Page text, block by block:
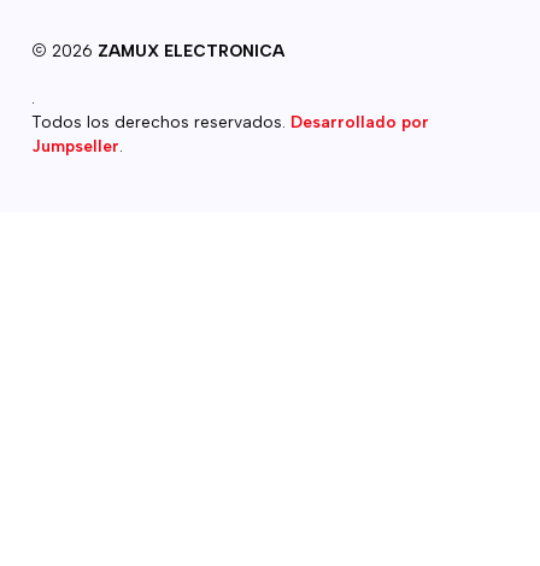
2026 ZAMUX ELECTRONICA
Todos los derechos reservados. Desarrollado por
Jumpseller